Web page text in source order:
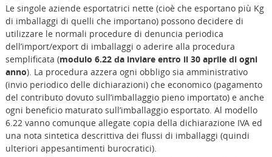
Le singole aziende esportatrici nette (cioè che esportano più Kg
di imballaggi di quelli che importano) possono decidere di
utilizzare le normali procedure di denuncia periodica
dell’import/export di imballaggi o aderire alla procedura
semplificata (modulo 6.22 da inviare entro il 30 aprile di ogni
anno). La procedura azzera ogni obbligo sia amministrativo
(invio periodico delle dichiarazioni) che economico (pagamento
del contributo dovuto sull’imballaggio pieno importato) e anche
ogni beneficio maturato sull’imballaggio esportato. Al modello
6.22 vanno comunque allegate copia della dichiarazione IVA ed
una nota sintetica descrittiva dei flussi di imballaggi (quindi
ulteriori appesantimenti burocratici).